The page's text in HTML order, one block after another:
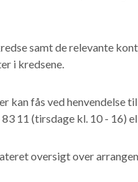
samt de relevante
i kredsene.
kan fås ved henvendelse
11 (tirsdage kl. 10 - 16)
oversigt over